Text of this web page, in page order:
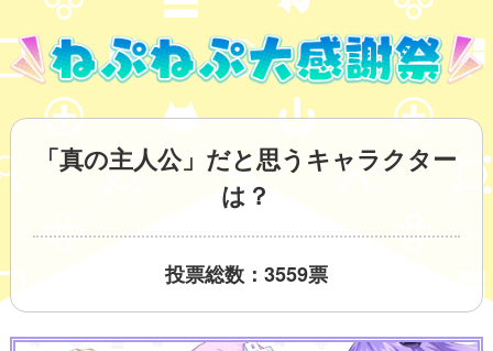
「真の主人公」だと思うキャラクター
は？
投票総数：3559票